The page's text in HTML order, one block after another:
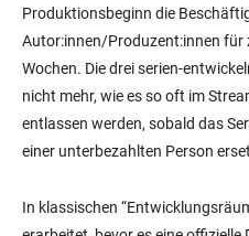
Produktionsbeginn die
Autor:innen/Produzent:innen für
Wochen. Die drei serien-
nicht mehr, wie es so oft im
entlassen werden, sobald das
einer unterbezahlten Person
In klassischen